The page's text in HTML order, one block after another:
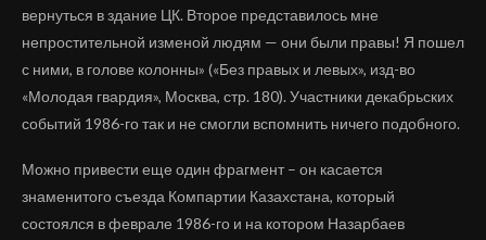
вернуться в здание ЦК. Второе представилось мне
непростительной изменой людям — они были правы! Я пошел
с ними, в голове колонны» («Без правых и левых», изд-во
«Молодая гвардия», Москва, стр. 180). Участники декабрьских
событий 1986-го так и не смогли вспомнить ничего подобного.
Можно привести еще один фрагмент – он касается
знаменитого съезда Компартии Казахстана, который
состоялся в феврале 1986-го и на котором Назарбаев